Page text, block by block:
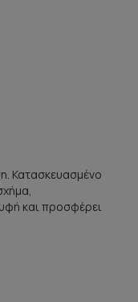
Κατασκευασμένο
και προσφέρει